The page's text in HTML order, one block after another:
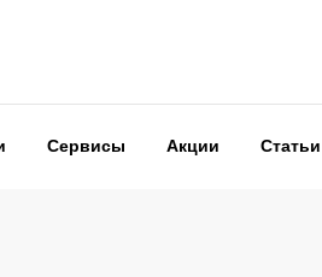
Сервисы Акции Статьи